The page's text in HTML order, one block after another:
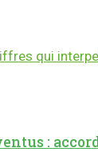
qui
: